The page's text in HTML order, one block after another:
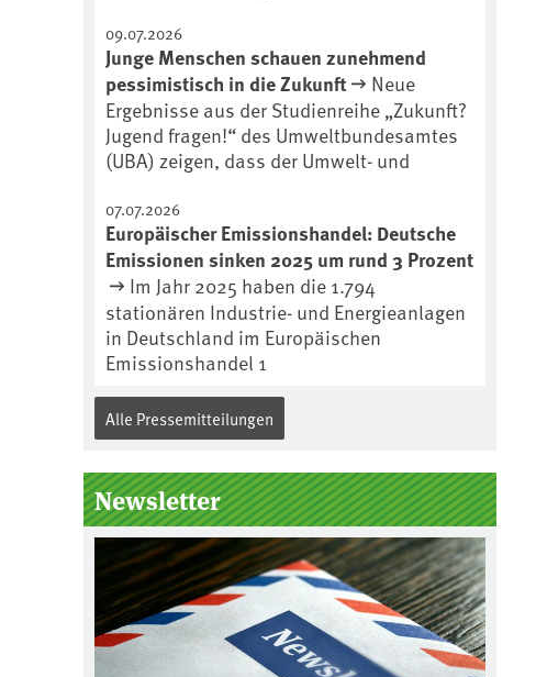
09.07.2026
Junge Menschen schauen zunehmend
pessimistisch in die Zukunft
Neue
Ergebnisse aus der Studienreihe „Zukunft?
Jugend fragen!“ des Umweltbundesamtes
(UBA) zeigen, dass der Umwelt- und
07.07.2026
Europäischer Emissionshandel: Deutsche
Emissionen sinken 2025 um rund 3 Prozent
Im Jahr 2025 haben die 1.794
stationären Industrie- und Energieanlagen
in Deutschland im Europäischen
Emissionshandel 1
Alle Pressemitteilungen
Newsletter